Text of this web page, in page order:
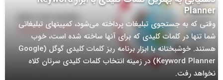
Planner
وقتی که به جستجوی تبلیغات پرداخته می‌شود، کمپینهای تبلیغاتی
شما تنها در کلمات کلیدی که برای آنها ساخته شده است، خوب
هستند. خوشبختانه با ابزار برنامه ریز کلمات کلیدی گوگل (Google
Keyword Planner) در زمینه انتخاب کلمات کلیدی سرتان کلاه
نخواهد رفت.